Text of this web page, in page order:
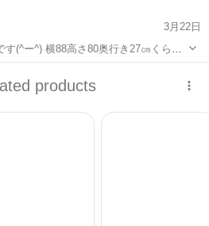
3月22日
(^ー^) 横88高さ80奥行き27㎝くらい